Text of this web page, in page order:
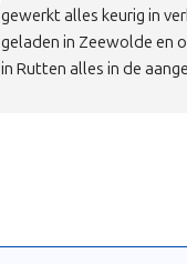
bedanken dat zij mijn
verhuisd!Professionele
punctueel, niet gehaast,